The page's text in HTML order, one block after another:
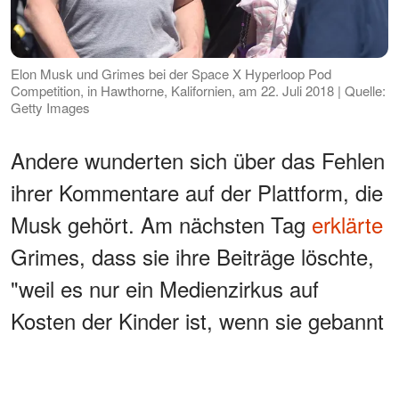
Elon Musk und Grimes bei der Space X Hyperloop Pod
Competition, in Hawthorne, Kalifornien, am 22. Juli 2018 | Quelle:
Getty Images
Andere wunderten sich über das Fehlen
ihrer Kommentare auf der Plattform, die
Musk gehört. Am nächsten Tag erklärte
Grimes, dass sie ihre Beiträge löschte,
"weil es nur ein Medienzirkus auf
Kosten der Kinder ist, wenn sie gebannt